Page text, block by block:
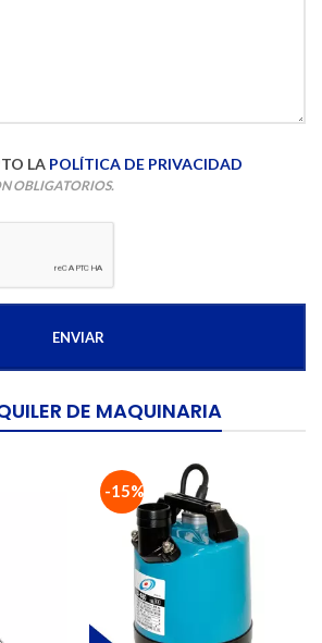
LA POLÍTICA DE PRIVACIDAD
OBLIGATORIOS.
DE MAQUINARIA
-15%